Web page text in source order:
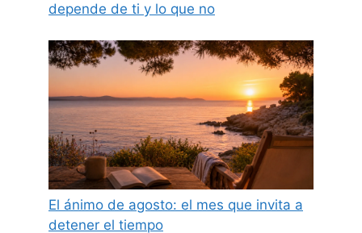
depende de ti y lo que no
El ánimo de agosto: el mes que invita a
detener el tiempo